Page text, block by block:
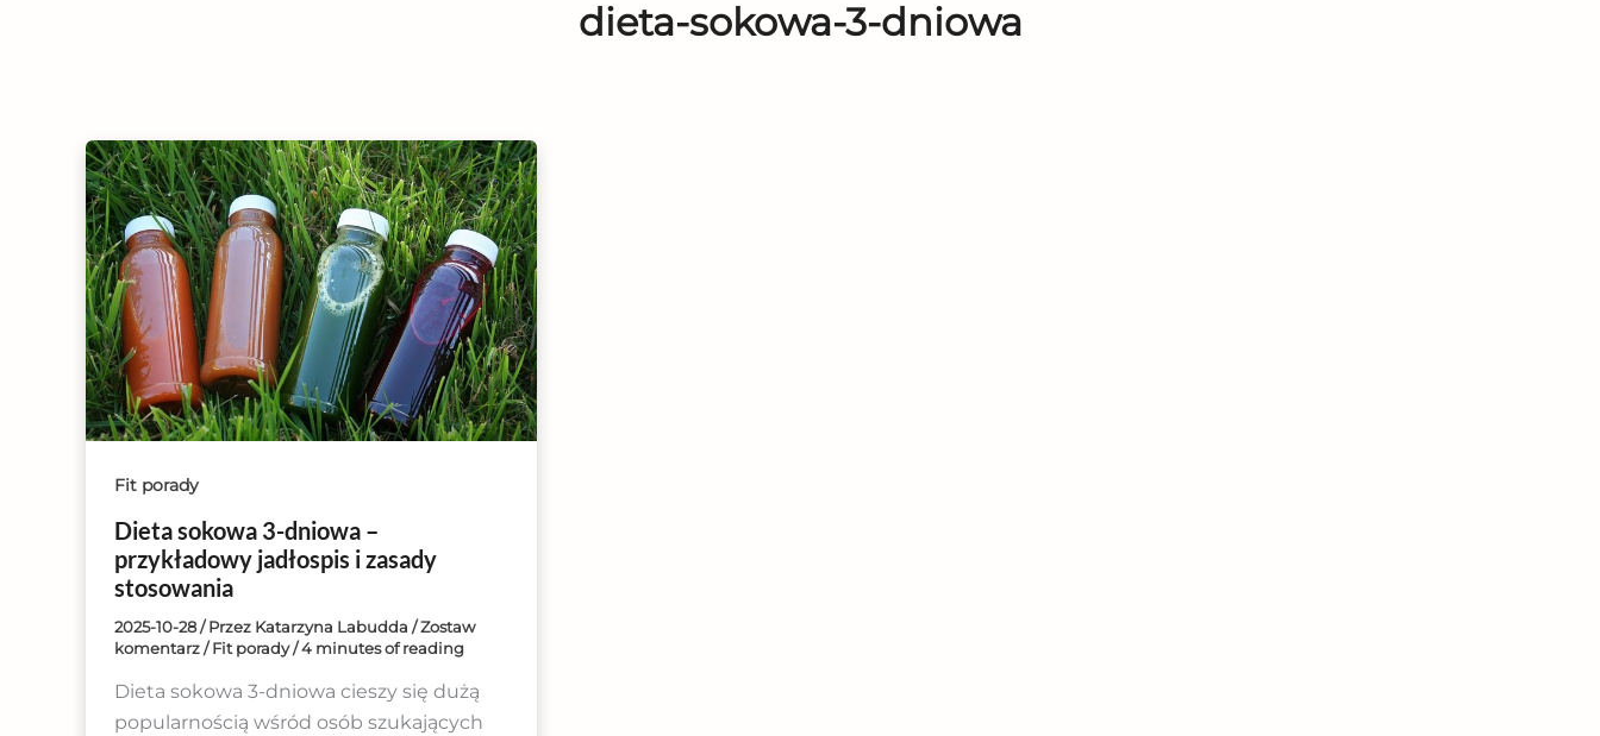
dieta-sokowa-3-dniowa
Fit porady
Dieta sokowa 3-dniowa –
przykładowy jadłospis i zasady
stosowania
2025-10-28/ Przez Katarzyna Labudda /Zostaw
komentarz/Fit porady/4 minutes of reading
Dieta sokowa 3-dniowa cieszy się dużą
popularnością wśród osób szukających